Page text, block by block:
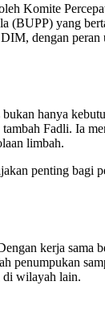
Komite
(BUPP) yang
dengan
hanya
Fadli. Ia
limbah.
penting
kerja sama
di wilayah lain.